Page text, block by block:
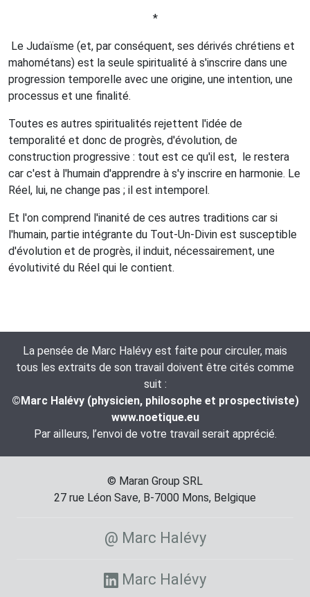
*
Le Judaïsme (et, par conséquent, ses dérivés chrétiens et
mahométans) est la seule spiritualité à s'inscrire dans une
progression temporelle avec une origine, une intention, une
processus et une finalité.
Toutes es autres spiritualités rejettent l'idée de
temporalité et donc de progrès, d'évolution, de
construction progressive : tout est ce qu'il est, le restera
car c'est à l'humain d'apprendre à s'y inscrire en harmonie. Le
Réel, lui, ne change pas ; il est intemporel.
Et l'on comprend l'inanité de ces autres traditions car si
l'humain, partie intégrante du Tout-Un-Divin est susceptible
d'évolution et de progrès, il induit, nécessairement, une
évolutivité du Réel qui le contient.
La pensée de Marc Halévy est faite pour circuler, mais
tous les extraits de son travail doivent être cités comme
suit :
©Marc Halévy (physicien, philosophe et prospectiviste)
www.noetique.eu
Par ailleurs, l’envoi de votre travail serait apprécié.
© Maran Group SRL
27 rue Léon Save, B-7000 Mons, Belgique
@ Marc Halévy
Marc Halévy